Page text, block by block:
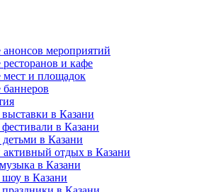
мероприятий
и кафе
мест и площадок
в Казани
в Казани
детьми в Казани
активный отдых в Казани
в Казани
в Казани